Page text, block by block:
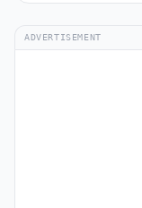
ADVERTISEMENT